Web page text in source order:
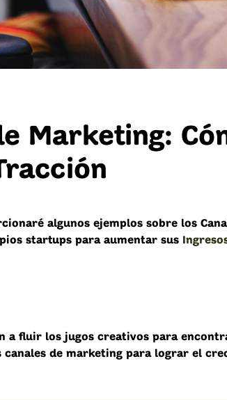
Marketing:
algunos ejemplos sobre los
startups para aumentar sus
a fluir los jugos creativos para
canales de marketing para lograr el